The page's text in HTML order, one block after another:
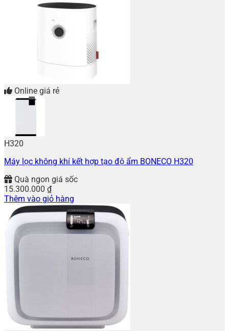
Online giá rẻ
H320
Máy lọc không khí kết hợp tạo độ ẩm BONECO H320
Quà ngon giá sốc
15.300.000 ₫
Thêm vào giỏ hàng